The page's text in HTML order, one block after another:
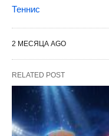
Теннис
2 МЕСЯЦА AGO
RELATED POST